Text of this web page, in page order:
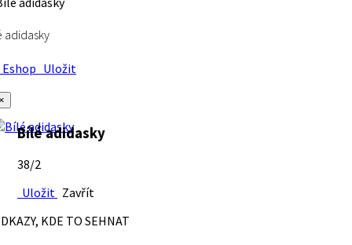
adidasky
Uložit
Bílé adidasky
38/2
Uložit Zavřít
KDE TO SEHNAT